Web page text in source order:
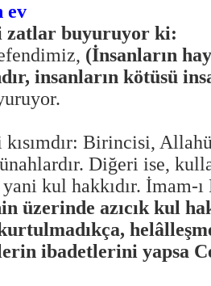
ev
zatlar buyuruyor ki:
(İnsanların
insanların kötüsü
Birincisi,
Diğeri ise,
yani kul hakkıdır. İmam-
üzerinde azıcık kul
ibadetlerini yapsa